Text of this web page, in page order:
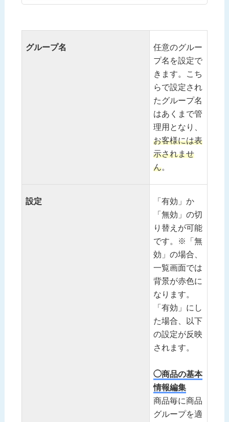
グループ名
任意のグルー
プ名を設定で
きます。こち
らで設定され
たグループ名
はあくまで管
理用となり、
お客様には表
示されませ
ん。
設定
「有効」か
「無効」の切
り替えが可能
です。※「無
効」の場合、
一覧画面では
背景が赤色に
なります。
「有効」にし
た場合、以下
の設定が反映
されます。
◯商品の基本
情報編集
商品毎に商品
グループを適